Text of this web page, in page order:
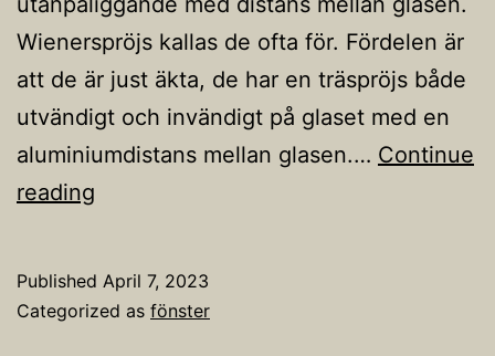
Wienerspröjs kallas de ofta för. Fördelen är
att de är just äkta, de har en träspröjs både
utvändigt och invändigt på glaset med en
aluminiumdistans mellan glasen.… Continue
reading
Published April 7, 2023
Categorized as fönster